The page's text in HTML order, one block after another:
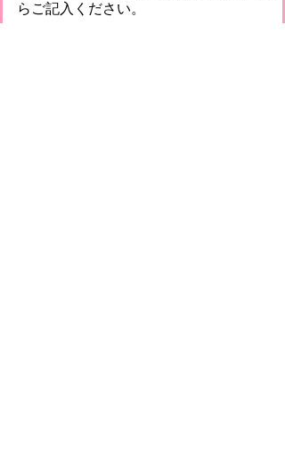
らご記入ください。